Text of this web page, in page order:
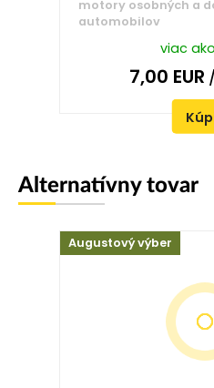
motory osobných a
automobilov
viac
7,00 EUR
Alternatívny tovar
Augustový výber